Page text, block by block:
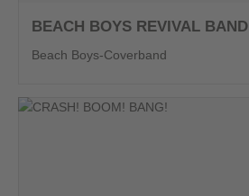
BEACH BOYS REVIVAL BAND
Beach Boys-Coverband